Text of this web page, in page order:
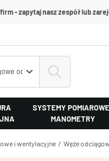
- zapytaj nasz zespół lub
odporne na ścieranie
SYSTEMY
MANOMETRY
i wentylacyjne Węże